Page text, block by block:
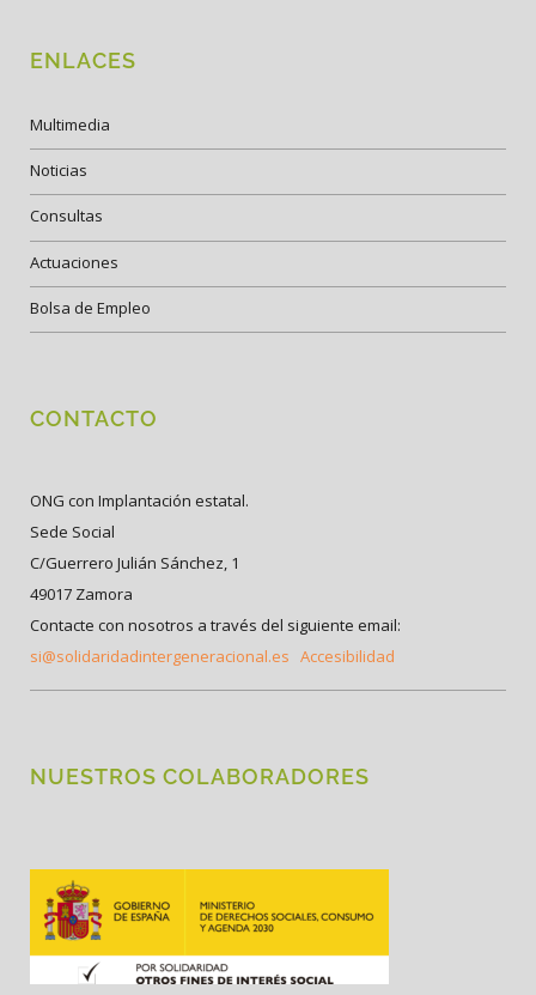
ENLACES
Multimedia
Noticias
Consultas
Actuaciones
Bolsa de Empleo
CONTACTO
ONG con Implantación estatal.
Sede Social
C/Guerrero Julián Sánchez, 1
49017 Zamora
Contacte con nosotros a través del siguiente email:
si@solidaridadintergeneracional.es Accesibilidad
NUESTROS COLABORADORES